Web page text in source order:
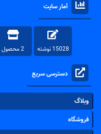
آمار سایت
15028 نوشته 2 محصول
دسترسی سریع
وبلاگ
فروشگاه